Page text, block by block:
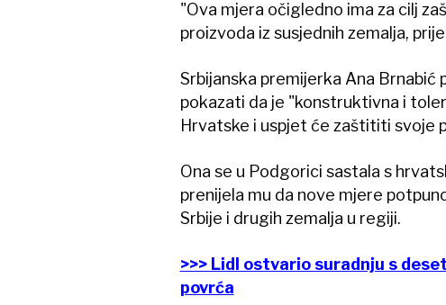
"Ova mjera očigledno ima za cilj
proizvoda iz susjednih zemalja,
Srbijanska premijerka Ana Brnabić
pokazati da je "konstruktivna i
Hrvatske i uspjet će zaštititi svoje
Ona se u Podgorici sastala s
prenijela mu da nove mjere
Srbije i drugih zemalja u regiji.
>>> Lidl ostvario suradnju s
povrća